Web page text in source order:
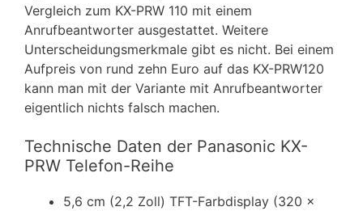
Vergleich zum KX-PRW 110 mit einem
Anrufbeantworter ausgestattet. Weitere
Unterscheidungsmerkmale gibt es nicht. Bei einem
Aufpreis von rund zehn Euro auf das KX-PRW120
kann man mit der Variante mit Anrufbeantworter
eigentlich nichts falsch machen.
Technische Daten der Panasonic KX-
PRW Telefon-Reihe
5,6 cm (2,2 Zoll) TFT-Farbdisplay (320 x